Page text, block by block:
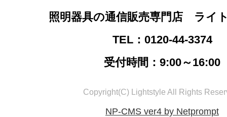
照明器具の通信販売専門店 ライ
TEL：0120-44-3374
受付時間：9:00～16:00
Copyright(C) Lightstyle All Rights
NP-CMS ver4 by Netprompt